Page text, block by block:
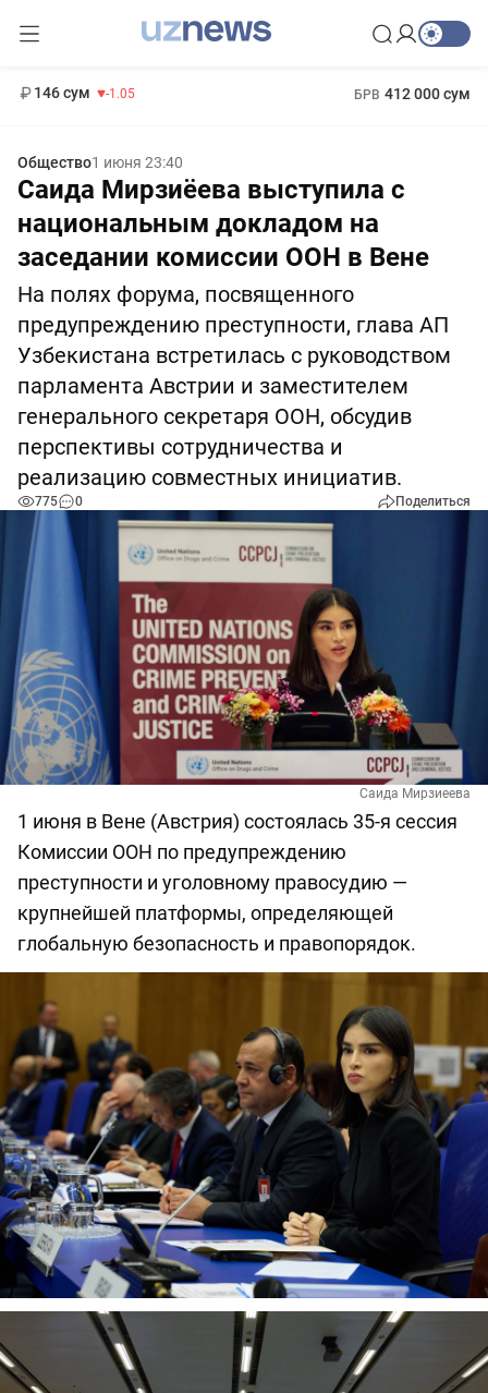
11 887 сум -55.49 МРОТ 1 271 000 сум
Общество1 июня 23:40
Саида Мирзиёева выступила с
национальным докладом на
заседании комиссии ООН в Вене
На полях форума, посвященного
предупреждению преступности, глава АП
Узбекистана встретилась с руководством
парламента Австрии и заместителем
генерального секретаря ООН, обсудив
перспективы сотрудничества и
реализацию совместных инициатив.
775 0 Поделиться
Саида Мирзиеева
1 июня в Вене (Австрия) состоялась 35-я сессия
Комиссии ООН по предупреждению
преступности и уголовному правосудию —
крупнейшей платформы, определяющей
глобальную безопасность и правопорядок.